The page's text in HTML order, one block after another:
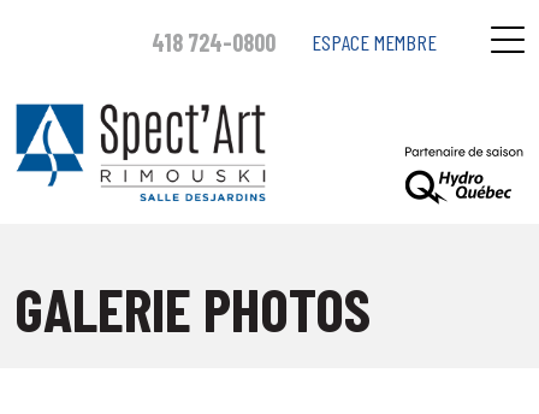
418 724-0800 ESPACE MEMBRE
GALERIE PHOTOS